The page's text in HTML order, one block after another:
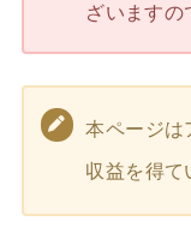
ざいますの
本ページは
収益を得て